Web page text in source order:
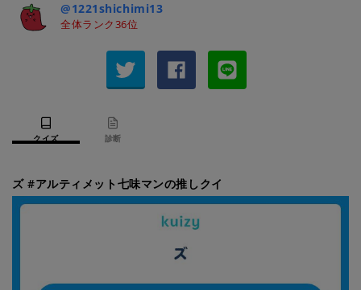
@1221shichimi13
全体ランク36位
クイズ 診断
ズ #アルティメット七味マンの推しクイ